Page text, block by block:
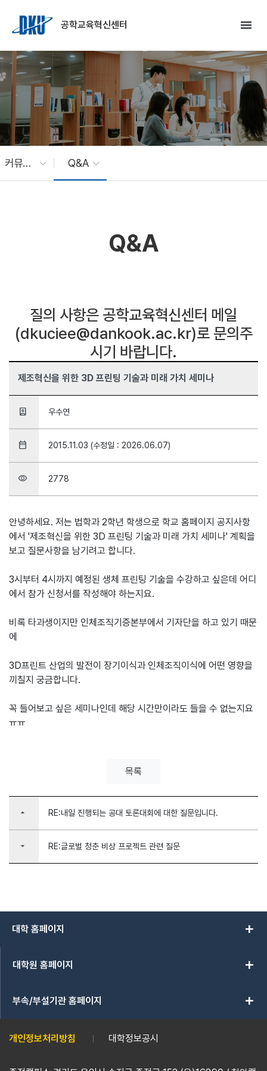
공학교육혁신센터
menu
커뮤니티 Q&A
Q&A
질의 사항은 공학교육혁신센터 메일
(dkuciee@dankook.ac.kr)로 문의주
시기 바랍니다.
제조혁신을 위한 3D 프린팅 기술과 미래 가치 세미나
person_book 우수연
date_range 2015.11.03 (수정일 : 2026.06.07)
visibility 2778
안녕하세요. 저는 법학과 2학년 학생으로 학교 홈페이지 공지사항
에서 '제조혁신을 위한 3D 프린팅 기술과 미래 가치 세미나' 계획을
보고 질문사항을 남기려고 합니다.
3시부터 4시까지 예정된 생체 프린팅 기술을 수강하고 싶은데 어디
에서 참가 신청서를 작성해야 하는지요.
비록 타과생이지만 인체조직기증본부에서 기자단을 하고 있기 때문
에
3D프린트 산업의 발전이 장기이식과 인체조직이식에 어떤 영향을
끼칠지 궁금합니다.
꼭 들어보고 싶은 세미나인데 해당 시간만이라도 들을 수 없는지요
ㅠㅠ
목록
arrow_drop_up RE:내일 진행되는 공대 토론대회에 대한 질문입니다.
arrow_drop_down RE:글로벌 청춘 비상 프로젝트 관련 질문
대학 홈페이지 add
대학원 홈페이지 add
부속/부설기관 홈페이지 add
개인정보처리방침 대학정보공시